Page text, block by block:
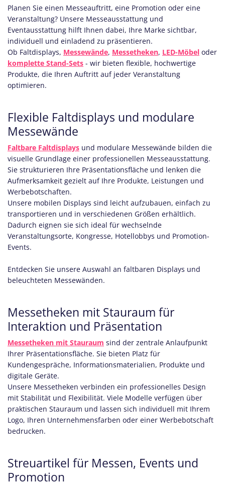
Planen Sie einen Messeauftritt, eine Promotion oder eine
Veranstaltung? Unsere Messeausstattung und
Eventausstattung hilft Ihnen dabei, Ihre Marke sichtbar,
individuell und einladend zu präsentieren.
Ob Faltdisplays, Messewände, Messetheken, LED-Möbel oder
komplette Stand-Sets - wir bieten flexible, hochwertige
Produkte, die Ihren Auftritt auf jeder Veranstaltung
optimieren.
Flexible Faltdisplays und modulare
Messewände
Faltbare Faltdisplays und modulare Messewände bilden die
visuelle Grundlage einer professionellen Messeausstattung.
Sie strukturieren Ihre Präsentationsfläche und lenken die
Aufmerksamkeit gezielt auf Ihre Produkte, Leistungen und
Werbebotschaften.
Unsere mobilen Displays sind leicht aufzubauen, einfach zu
transportieren und in verschiedenen Größen erhältlich.
Dadurch eignen sie sich ideal für wechselnde
Veranstaltungsorte, Kongresse, Hotellobbys und Promotion-
Events.
Entdecken Sie unsere Auswahl an faltbaren Displays und
beleuchteten Messewänden.
Messetheken mit Stauraum für
Interaktion und Präsentation
Messetheken mit Stauraum sind der zentrale Anlaufpunkt
Ihrer Präsentationsfläche. Sie bieten Platz für
Kundengespräche, Informationsmaterialien, Produkte und
digitale Geräte.
Unsere Messetheken verbinden ein professionelles Design
mit Stabilität und Flexibilität. Viele Modelle verfügen über
praktischen Stauraum und lassen sich individuell mit Ihrem
Logo, Ihren Unternehmensfarben oder einer Werbebotschaft
bedrucken.
Streuartikel für Messen, Events und
Promotion